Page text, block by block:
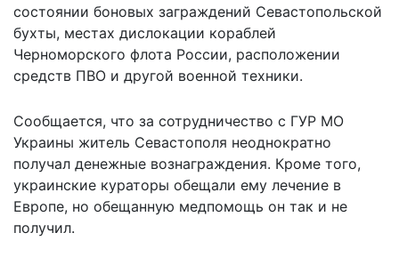
состоянии боновых заграждений Севастопольской
бухты, местах дислокации кораблей
Черноморского флота России, расположении
средств ПВО и другой военной техники.
Сообщается, что за сотрудничество с ГУР МО
Украины житель Севастополя неоднократно
получал денежные вознаграждения. Кроме того,
украинские кураторы обещали ему лечение в
Европе, но обещанную медпомощь он так и не
получил.